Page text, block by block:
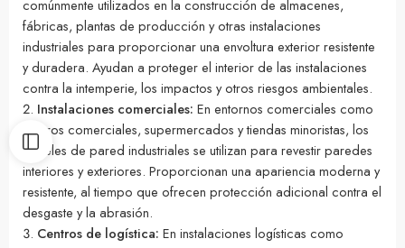
comúnmente utilizados en la construcción de almacenes,
fábricas, plantas de producción y otras instalaciones
industriales para proporcionar una envoltura exterior resistente
y duradera. Ayudan a proteger el interior de las instalaciones
contra la intemperie, los impactos y otros riesgos ambientales.
Instalaciones comerciales: En entornos comerciales como
centros comerciales, supermercados y tiendas minoristas, los
paneles de pared industriales se utilizan para revestir paredes
interiores y exteriores. Proporcionan una apariencia moderna y
resistente, al tiempo que ofrecen protección adicional contra el
desgaste y la abrasión.
Centros de logística: En instalaciones logísticas como